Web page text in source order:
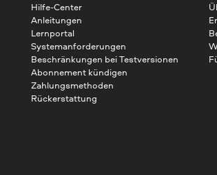
Hilfe-Center
Anleitungen
Lernportal
Systemanforderungen
Beschränkungen bei Testversionen
Abonnement kündigen
Zahlungsmethoden
Rückerstattung